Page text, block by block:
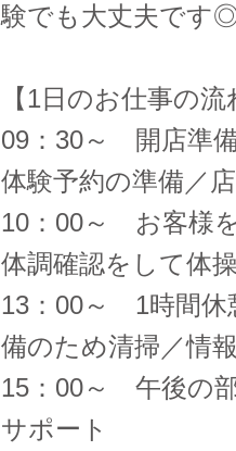
験でも大丈夫です
【1日のお仕事の流
09：30～ 開店準
体験予約の準備／
10：00～ お客様
体調確認をして体
13：00～ 1時間休
備のため清掃／情
15：00～ 午後の
サポート